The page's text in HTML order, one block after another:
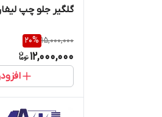
گلگیر جلو چپ لیفان
15,000,000
20%
12,000,000